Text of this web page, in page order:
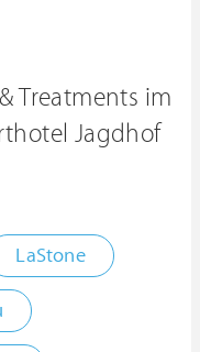
Treatments im
Jagdhof
LaStone